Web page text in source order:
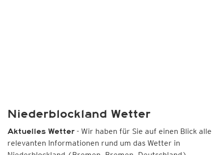
Niederblockland Wetter
Aktuelles Wetter - Wir haben für Sie auf einen Blick alle
relevanten Informationen rund um das Wetter in